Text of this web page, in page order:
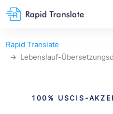
Rapid Translate
Lebenslauf-
100% USCIS-